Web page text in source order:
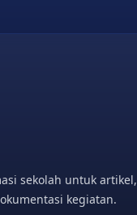
sekolah untuk artikel,
kegiatan.